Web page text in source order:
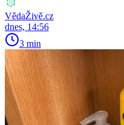
VědaŽivě.cz
dnes, 14:56
3 min